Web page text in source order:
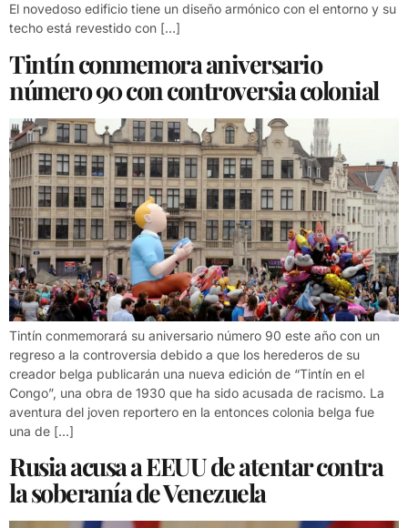
El novedoso edificio tiene un diseño armónico con el entorno y su
techo está revestido con […]
Tintín conmemora aniversario
número 90 con controversia colonial
Tintín conmemorará su aniversario número 90 este año con un
regreso a la controversia debido a que los herederos de su
creador belga publicarán una nueva edición de “Tintín en el
Congo”, una obra de 1930 que ha sido acusada de racismo. La
aventura del joven reportero en la entonces colonia belga fue
una de […]
Rusia acusa a EEUU de atentar contra
la soberanía de Venezuela